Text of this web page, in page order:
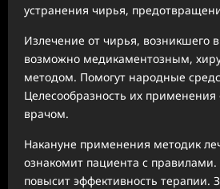
устранения чирья,
Излечение от чирья, возникшего
возможно медикаментозным,
методом. Помогут народные
Целесообразность их применения
врачом.
Накануне применения методик
ознакомит пациента с
повысит эффективность терапии.